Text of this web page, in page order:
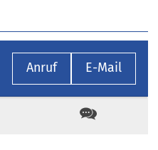
Anruf E-Mail
Kontakt